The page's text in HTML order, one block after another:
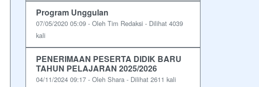
Program Unggulan
07/05/2020 05:09 - Oleh Tim Redaksi - Dilihat 4039
kali
PENERIMAAN PESERTA DIDIK BARU
TAHUN PELAJARAN 2025/2026
04/11/2024 09:17 - Oleh Shara - Dilihat 2611 kali